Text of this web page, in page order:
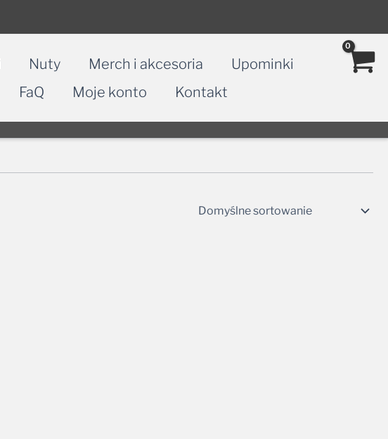
Nuty Merch i akcesoria
Upominki
FaQ Moje konto Kontakt